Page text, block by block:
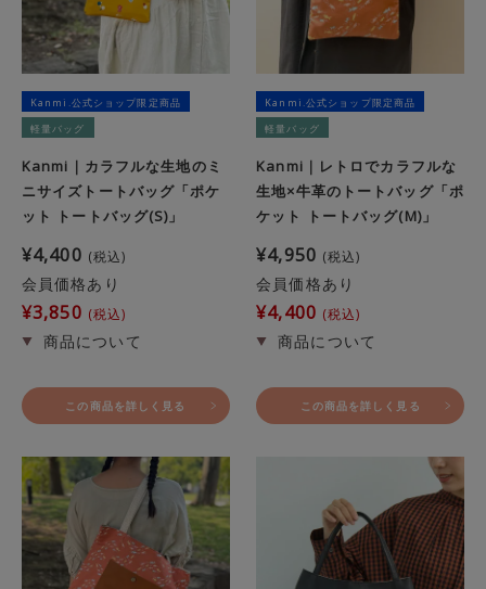
Kanmi.公式ショップ限定商品
軽量バッグ
Kanmi｜カラフルな生地のミ
ニサイズトートバッグ「ポケ
ット トートバッグ(S)」
¥4,400 税込
会員価格あり
¥3,850 税込
この商品を詳しく見る
Kanmi.公式ショップ限定商品
軽量バッグ
Kanmi｜レトロでカラフルな
生地×牛革のトートバッグ「ポ
ケット トートバッグ(M)」
¥4,950 税込
会員価格あり
¥4,400 税込
この商品を詳しく見る